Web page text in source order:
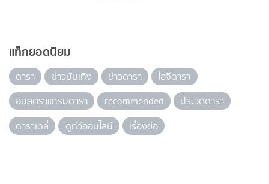
แท็กยอดนิยม
ดารา ข่าวบันเทิง ข่าวดารา
ไอจีดารา
อินสตราแกรมดารา
recommended
ประวัติดารา
ดาราเดลี่
ดูทีวีออนไลน์ เรื่องย่อ